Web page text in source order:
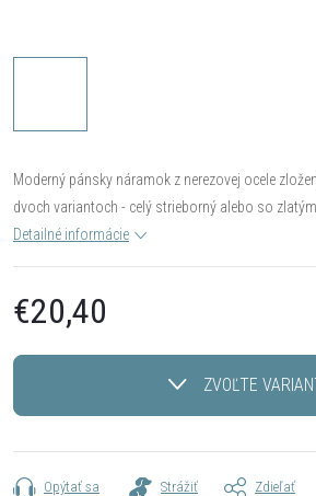
Moderný pánsky náramok z nerezovej ocele
dvoch variantoch - celý strieborný alebo so
Detailné informácie
€20,40
cena:
ZVOĽTE
Opýtať sa Strážiť Zdieľať